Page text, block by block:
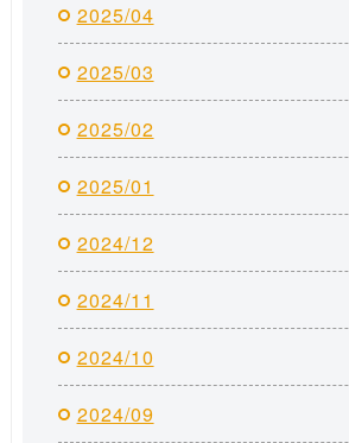
2025/04
2025/03
2025/02
2025/01
2024/12
2024/11
2024/10
2024/09